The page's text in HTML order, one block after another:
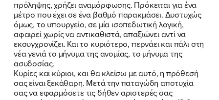
πρόληψης, χρήζει αναμόρφωσης. Πρόκειται για ένα
μέτρο που έχει σε ένα βαθμό παρακμάσει. Δυστυχώς
όμως, το υπουργείο, σε μία ισοπεδωτική λογική,
αφαιρεί χωρίς να αντικαθιστά, απαξιώνει αντί να
εκσυγχρονίζει. Και το κυριότερο, περνάει και πάλι στη
νέα γενιά το μήνυμα της ανομίας, το μήνυμα της
ασυδοσίας.
Κυρίες και κύριοι, και θα κλείσω με αυτό, η πρόθεσή
σας είναι ξεκάθαρη. Μετά την παταγώδη αποτυχία
σας να εφαρμόσετε τις δήθεν αριστερές σας